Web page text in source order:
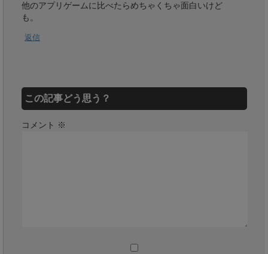
他のアプリゲームに比べたらめちゃくちゃ面白いけど
も。
返信
この記事どう思う？
コメント ※